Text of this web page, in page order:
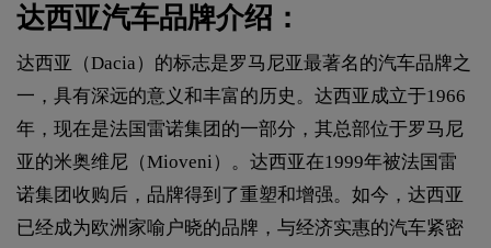
达西亚汽车品牌介绍：
达西亚（Dacia）的标志是罗马尼亚最著名的汽车品牌之
一，具有深远的意义和丰富的历史。达西亚成立于1966
年，现在是法国雷诺集团的一部分，其总部位于罗马尼
亚的米奥维尼（Mioveni）。达西亚在1999年被法国雷
诺集团收购后，品牌得到了重塑和增强。如今，达西亚
已经成为欧洲家喻户晓的品牌，与经济实惠的汽车紧密